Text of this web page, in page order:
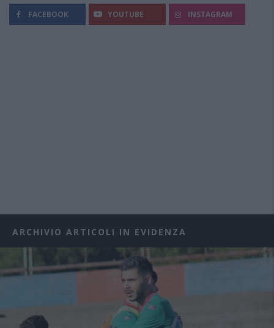
FACEBOOK YOUTUBE INSTAGRAM
ARCHIVIO ARTICOLI IN EVIDENZA